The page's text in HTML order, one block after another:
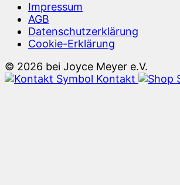
Impressum
AGB
Datenschutzerklärung
Cookie-Erklärung
© 2026 bei Joyce Meyer e.V.
Kontakt